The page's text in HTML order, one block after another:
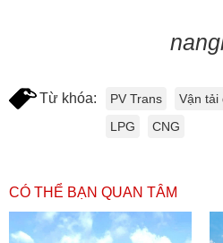
Từ khóa: PV Trans Vận tải
LPG
CNG
CÓ THỂ BẠN QUAN TÂM